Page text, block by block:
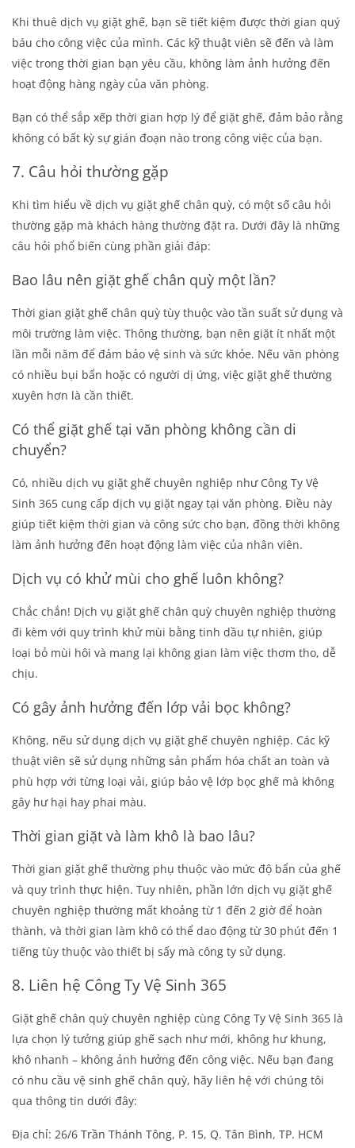
Khi thuê dịch vụ giặt ghế, bạn sẽ tiết kiệm được thời gian quý
báu cho công việc của mình. Các kỹ thuật viên sẽ đến và làm
việc trong thời gian bạn yêu cầu, không làm ảnh hưởng đến
hoạt động hàng ngày của văn phòng.
Bạn có thể sắp xếp thời gian hợp lý để giặt ghế, đảm bảo rằng
không có bất kỳ sự gián đoạn nào trong công việc của bạn.
7. Câu hỏi thường gặp
Khi tìm hiểu về dịch vụ giặt ghế chân quỳ, có một số câu hỏi
thường gặp mà khách hàng thường đặt ra. Dưới đây là những
câu hỏi phổ biến cùng phần giải đáp:
Bao lâu nên giặt ghế chân quỳ một lần?
Thời gian giặt ghế chân quỳ tùy thuộc vào tần suất sử dụng và
môi trường làm việc. Thông thường, bạn nên giặt ít nhất một
lần mỗi năm để đảm bảo vệ sinh và sức khỏe. Nếu văn phòng
có nhiều bụi bẩn hoặc có người dị ứng, việc giặt ghế thường
xuyên hơn là cần thiết.
Có thể giặt ghế tại văn phòng không cần di
chuyển?
Có, nhiều dịch vụ giặt ghế chuyên nghiệp như Công Ty Vệ
Sinh 365 cung cấp dịch vụ giặt ngay tại văn phòng. Điều này
giúp tiết kiệm thời gian và công sức cho bạn, đồng thời không
làm ảnh hưởng đến hoạt động làm việc của nhân viên.
Dịch vụ có khử mùi cho ghế luôn không?
Chắc chắn! Dịch vụ giặt ghế chân quỳ chuyên nghiệp thường
đi kèm với quy trình khử mùi bằng tinh dầu tự nhiên, giúp
loại bỏ mùi hôi và mang lại không gian làm việc thơm tho, dễ
chịu.
Có gây ảnh hưởng đến lớp vải bọc không?
Không, nếu sử dụng dịch vụ giặt ghế chuyên nghiệp. Các kỹ
thuật viên sẽ sử dụng những sản phẩm hóa chất an toàn và
phù hợp với từng loại vải, giúp bảo vệ lớp bọc ghế mà không
gây hư hại hay phai màu.
Thời gian giặt và làm khô là bao lâu?
Thời gian giặt ghế thường phụ thuộc vào mức độ bẩn của ghế
và quy trình thực hiện. Tuy nhiên, phần lớn dịch vụ giặt ghế
chuyên nghiệp thường mất khoảng từ 1 đến 2 giờ để hoàn
thành, và thời gian làm khô có thể dao động từ 30 phút đến 1
tiếng tùy thuộc vào thiết bị sấy mà công ty sử dụng.
8. Liên hệ Công Ty Vệ Sinh 365
Giặt ghế chân quỳ chuyên nghiệp cùng Công Ty Vệ Sinh 365 là
lựa chọn lý tưởng giúp ghế sạch như mới, không hư khung,
khô nhanh – không ảnh hưởng đến công việc. Nếu bạn đang
có nhu cầu vệ sinh ghế chân quỳ, hãy liên hệ với chúng tôi
qua thông tin dưới đây:
Địa chỉ: 26/6 Trần Thánh Tông, P. 15, Q. Tân Bình, TP. HCM